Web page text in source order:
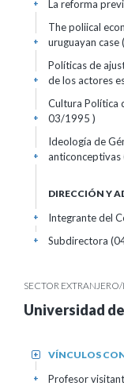
La reforma
+
The poliical
uruguayan
+
Políticas de
de los actores
+
Cultura Política
03/1995 )
+
Ideología de
+
DIRECCIÓN Y
Integrante del
+
Subdirectora
+
SECTOR
Universidad
VÍNCULOS
+
Profesor
+